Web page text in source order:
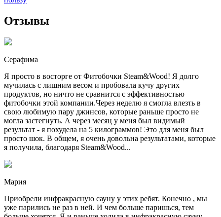
Отзывы
Серафима
Я просто в восторге от Фитобочки Steam&Wood! Я долго
мучилась с лишним весом и пробовала кучу других
продуктов, но ничто не сравнится с эффективностью
фитобочки этой компании.Через неделю я смогла влезть в
свою любимую пару джинсов, которые раньше просто не
могла застегнуть. А через месяц у меня был видимый
результат - я похудела на 5 килограммов! Это для меня был
просто шок. В общем, я очень довольна результатами, которые
я получила, благодаря Steam&Wood...
Мария
Приобрели инфракрасную сауну у этих ребят. Конечно , мы
уже парились не раз в ней. И чем больше паришься, тем